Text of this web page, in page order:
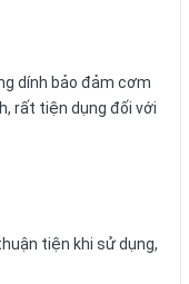
dính bảo đảm cơm
rất tiện dụng đối với
tiện khi sử dụng,